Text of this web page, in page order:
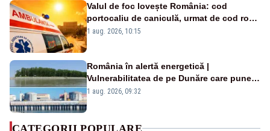
Valul de foc lovește România: cod
portocaliu de caniculă, urmat de cod roșu
duminică. Temperaturile urcă spre 40°C
1 aug. 2026, 10:15
România în alertă energetică |
Vulnerabilitatea de pe Dunăre care pune
în pericol Centrala Cernavodă era
1 aug. 2026, 09:32
CATEGORII POPULARE